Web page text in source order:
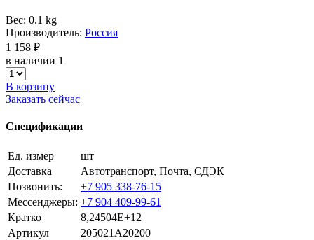
Вес: 0.1 kg
Производитель: Россия
1 158 ₽
в наличии 1
В корзину
Заказать сейчас
Спецификации
Ед. измер
шт
Доставка
Автотранспорт, Почта, СДЭК
Позвонить:
+7 905 338-76-15
Мессенджеры: +7 904 409-99-61
Кратко
8,24504E+12
Артикул
205021A20200